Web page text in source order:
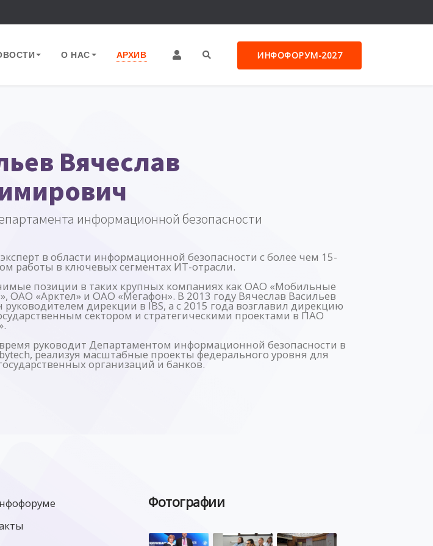
О НАС АРХИВ ИНФОФОРУМ-2027
Вячеслав
информационной безопасности
в области информационной безопасности с более чем 15-
работы в ключевых сегментах ИТ-отрасли.
позиции в таких крупных компаниях как ОАО «Мобильные
ОАО «Арктел» и ОАО «Мегафон». В 2013 году Вячеслав Васильев
дирекции в IBS, а с 2015 года возглавил дирекцию
сектором и стратегическими проектами в ПАО
руководит Департаментом информационной безопасности в
реализуя масштабные проекты федерального уровня для
организаций и банков.
Фотографии